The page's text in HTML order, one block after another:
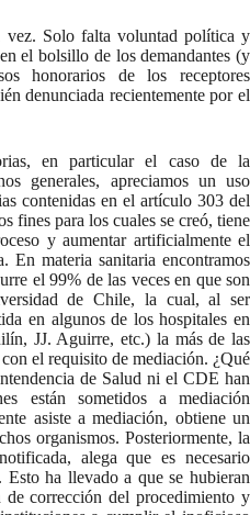
vez. Solo falta voluntad política y
el bolsillo de los demandantes (y
honorarios de los receptores
denunciada recientemente por el
en particular el caso de la
generales, apreciamos un uso
contenidas en el artículo 303 del
fines para los cuales se creó, tiene
y aumentar artificialmente el
En materia sanitaria encontramos
el 99% de las veces en que son
de Chile, la cual, al ser
en algunos de los hospitales en
JJ. Aguirre, etc.) la más de las
el requisito de mediación. ¿Qué
de Salud ni el CDE han
están sometidos a mediación
asiste a mediación, obtiene un
organismos. Posteriormente, la
alega que es necesario
ha llevado a que se hubieran
de corrección del procedimiento y